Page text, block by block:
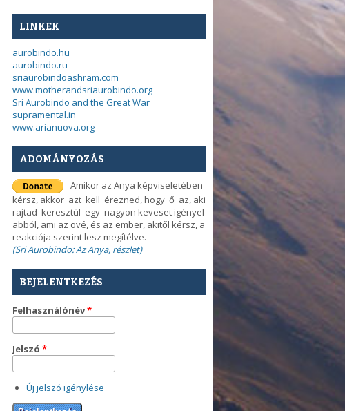
LINKEK
aurobindo.hu
aurobindo.ru
sriaurobindoashram.com
www.motherandsriaurobindo.org
Sri Aurobindo and the Great War
supramental.in
www.arianuova.org
ADOMÁNYOZÁS
Amikor az Anya képviseletében
kérsz, akkor azt kell érezned, hogy ő az, aki
rajtad keresztül egy nagyon keveset igényel
abból, ami az övé, és az ember, akitől kérsz, a
reakciója szerint lesz megítélve.
(Sri Aurobindo: Az Anya, részlet)
BEJELENTKEZÉS
Felhasználónév*
Jelszó *
Új jelszó igénylése